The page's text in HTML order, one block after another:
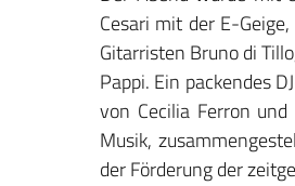
Cesari mit der E-
Gitarristen Bruno di
Pappi. Ein packendes
von Cecilia Ferron
Musik,
der Förderung der